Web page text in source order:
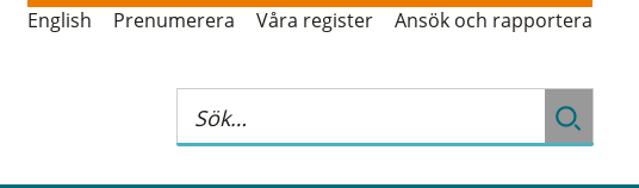
English Prenumerera Våra register Ansök och rapportera